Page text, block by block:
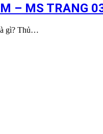
– MS TRANG
gì? Thủ…